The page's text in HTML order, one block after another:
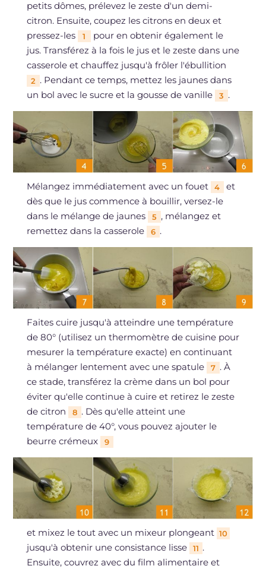
petits dômes, prélevez le zeste d'un demi-
citron. Ensuite, coupez les citrons en deux et
pressez-les
1
pour en obtenir également le
jus. Transférez à la fois le jus et le zeste dans une
casserole et chauffez jusqu'à frôler l'ébullition
2 . Pendant ce temps, mettez les jaunes dans
un bol avec le sucre et la gousse de vanille
3 .
Mélangez immédiatement avec un fouet 4
et
dès que le jus commence à bouillir, versez-le
dans le mélange de jaunes
5 , mélangez et
remettez dans la casserole
6 .
Faites cuire jusqu'à atteindre une température
de 80° (utilisez un thermomètre de cuisine pour
mesurer la température exacte) en continuant
à mélanger lentement avec une spatule
7 . À
ce stade, transférez la crème dans un bol pour
éviter qu'elle continue à cuire et retirez le zeste
de citron
8 . Dès qu'elle atteint une
température de 40°, vous pouvez ajouter le
beurre crémeux
9
et mixez le tout avec un mixeur plongeant 10
jusqu'à obtenir une consistance lisse 11 .
Ensuite, couvrez avec du film alimentaire et